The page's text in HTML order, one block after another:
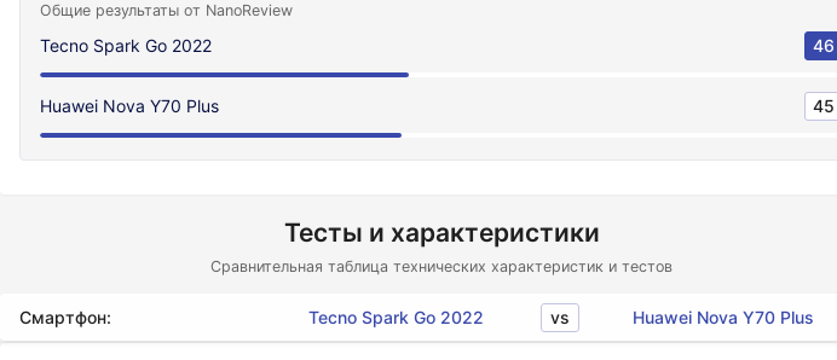
Общие результаты от NanoReview
Tecno Spark Go 2022 46
Huawei Nova Y70 Plus 45
Тесты и характеристики
Сравнительная таблица технических характеристик и тестов
Смартфон: Tecno Spark Go 2022 vs Huawei Nova Y70 Plus